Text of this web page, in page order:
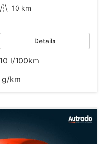
Kilometerstand 10 km
Details
l/100km
g/km